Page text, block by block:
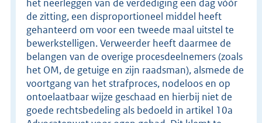
het neerleggen van de verdediging een dag vóór
de zitting, een disproportioneel middel heeft
gehanteerd om voor een tweede maal uitstel te
bewerkstelligen. Verweerder heeft daarmee de
belangen van de overige procesdeelnemers (zoals
het OM, de getuige en zijn raadsman), alsmede de
voortgang van het strafproces, nodeloos en op
ontoelaatbaar wijze geschaad en hierbij niet de
goede rechtsbedeling als bedoeld in artikel 10a